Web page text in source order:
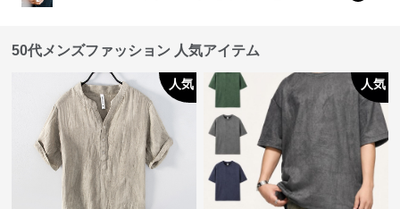
50代メンズファッション 人気アイテム
人気 人気